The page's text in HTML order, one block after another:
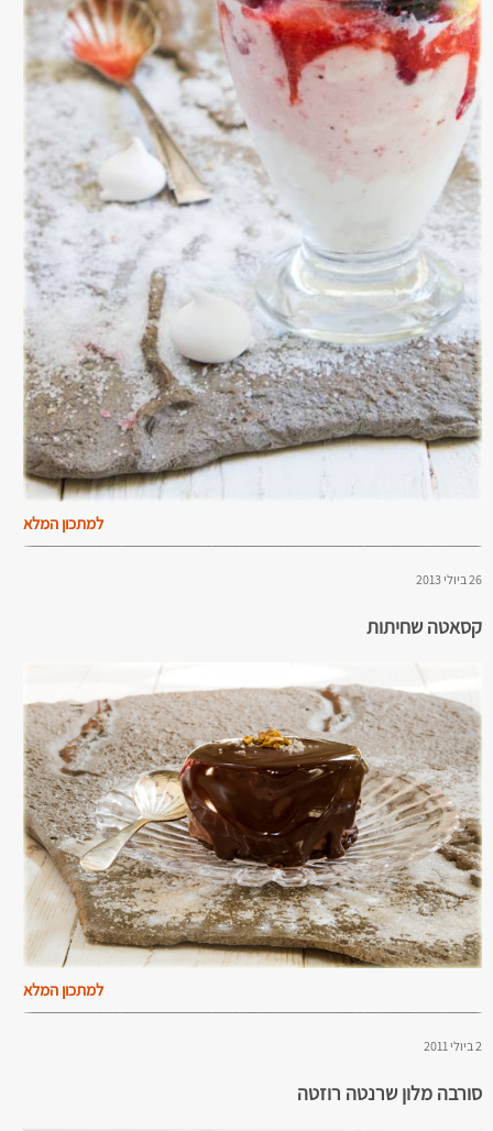
למתכון המלא
26 ביולי 2013
קסאטה שחיתות
למתכון המלא
2 ביולי 2011
סורבה מלון שרנטה רוזטה